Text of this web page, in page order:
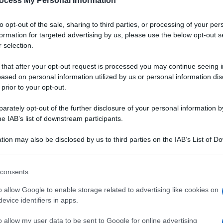
opt-out of the sale, sharing to third parties, or processing of your
for targeted advertising by us, please use the below opt-out
selection.
that after your opt-out request is processed you may continue seeing
on personal information utilized by us or personal information
to your opt-out.
opt-out of the further disclosure of your personal information
IAB’s list of downstream participants.
may also be disclosed by us to third parties on the IAB’s List of
including but not limited to your visit or usage behaviour. You may
to Google and its third-party tags to use your data for below
consent section.
allow Google to enable storage related to advertising like cookies on
identifiers in apps.
allow my user data to be sent to Google for online advertising
Padano DOP
Un gazpacho dal colore vibrante, dall'aria chic.
Grazie alla bontà del Grana Padano DOP,
accompagnata da quella delle fragole, servirete
vostri ospiti
LEGGI LA RICETTA
RICETTE DI ANTIPASTI